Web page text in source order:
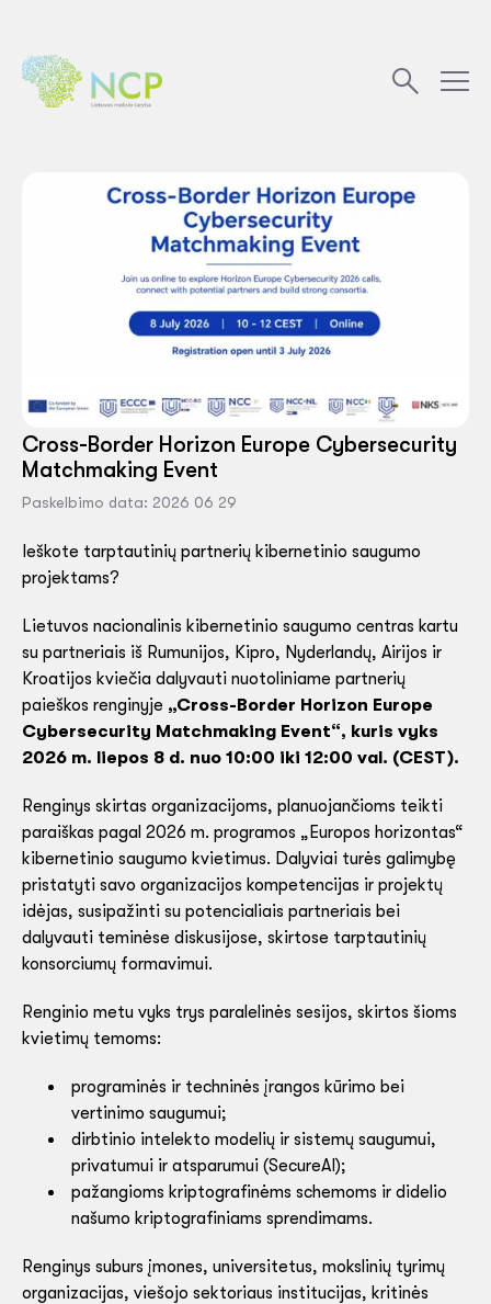
Cross-Border Horizon Europe Cybersecurity
Matchmaking Event
Paskelbimo data: 2026 06 29
Ieškote tarptautinių partnerių kibernetinio saugumo
projektams?
Lietuvos nacionalinis kibernetinio saugumo centras kartu
su partneriais iš Rumunijos, Kipro, Nyderlandų, Airijos ir
Kroatijos kviečia dalyvauti nuotoliniame partnerių
paieškos renginyje „Cross-Border Horizon Europe
Cybersecurity Matchmaking Event“, kuris vyks
2026 m. liepos 8 d. nuo 10:00 iki 12:00 val. (CEST).
Renginys skirtas organizacijoms, planuojančioms teikti
paraiškas pagal 2026 m. programos „Europos horizontas“
kibernetinio saugumo kvietimus. Dalyviai turės galimybę
pristatyti savo organizacijos kompetencijas ir projektų
idėjas, susipažinti su potencialiais partneriais bei
dalyvauti teminėse diskusijose, skirtose tarptautinių
konsorciumų formavimui.
Renginio metu vyks trys paralelinės sesijos, skirtos šioms
kvietimų temoms:
programinės ir techninės įrangos kūrimo bei
vertinimo saugumui;
dirbtinio intelekto modelių ir sistemų saugumui,
privatumui ir atsparumui (SecureAI);
pažangioms kriptografinėms schemoms ir didelio
našumo kriptografiniams sprendimams.
Renginys suburs įmones, universitetus, mokslinių tyrimų
organizacijas, viešojo sektoriaus institucijas, kritinės